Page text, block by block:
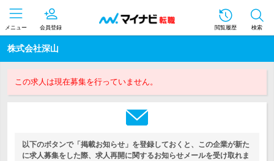
メニュー 会員登録 閲覧履歴 検索
株式会社深山
この求人は現在募集を行っていません。
以下のボタンで「掲載お知らせ」を登録しておくと、この企業が新た
に求人募集をした際、求人再開に関するお知らせメールを受け取れま